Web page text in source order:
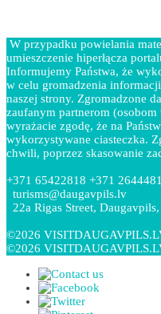
W przypadku powielania
umieszczenie hiperłącza
Informujemy Państwa, że
w celu gromadzenia
naszej strony. Zgromadzone
zaufanym partnerom
wyrażacie zgodę, że na
wykorzystywane ciasteczka.
chwili, poprzez skasowanie
+371 65422818 +371
turisms@daugavpils.lv
22a Rigas Street,
©2026
©2026